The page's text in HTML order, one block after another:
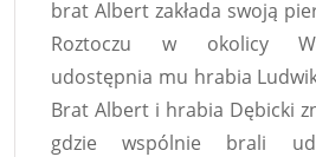
brat Albert zakłada swoją
Roztoczu w okolicy
udostępnia mu hrabia
Brat Albert i hrabia Dębicki
gdzie wspólnie brali